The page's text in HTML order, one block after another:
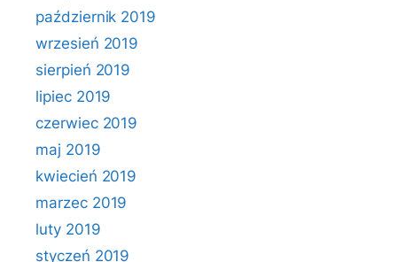
październik 2019
wrzesień 2019
sierpień 2019
lipiec 2019
czerwiec 2019
maj 2019
kwiecień 2019
marzec 2019
luty 2019
styczeń 2019